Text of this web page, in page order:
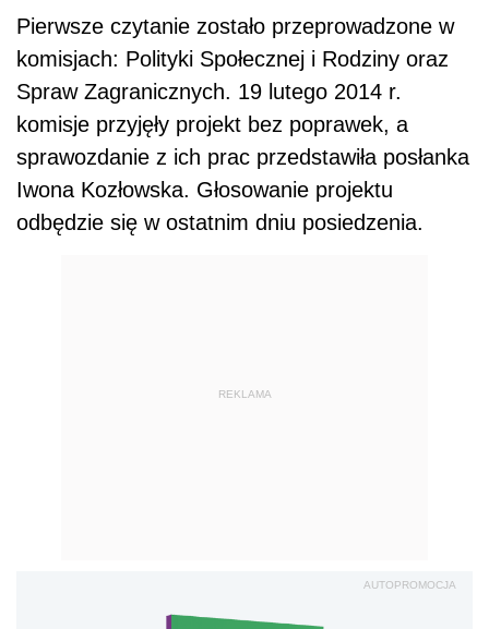
Pierwsze czytanie zostało przeprowadzone w
komisjach: Polityki Społecznej i Rodziny oraz
Spraw Zagranicznych. 19 lutego 2014 r.
komisje przyjęły projekt bez poprawek, a
sprawozdanie z ich prac przedstawiła posłanka
Iwona Kozłowska. Głosowanie projektu
odbędzie się w ostatnim dniu posiedzenia.
REKLAMA
AUTOPROMOCJA